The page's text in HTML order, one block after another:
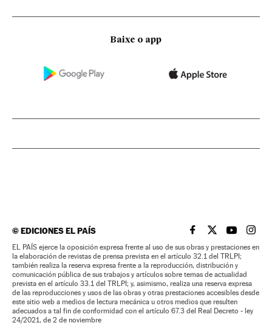
Baixe o app
©EDICIONES EL PAÍS EL PAÍS BRASIL EN
EL PAÍSEL PAÍS
EL
EL PAÍS ejerce la oposición expresa frente al uso de sus obras y prestaciones en
la elaboración de revistas de prensa prevista en el artículo 32.1 del TRLPI;
también realiza la reserva expresa frente a la reproducción, distribución y
comunicación pública de sus trabajos y artículos sobre temas de actualidad
prevista en el artículo 33.1 del TRLPI; y, asimismo, realiza una reserva expresa
de las reproducciones y usos de las obras y otras prestaciones accesibles desde
este sitio web a medios de lectura mecánica u otros medios que resulten
adecuados a tal fin de conformidad con el artículo 67.3 del Real Decreto - ley
24/2021, de 2 de noviembre